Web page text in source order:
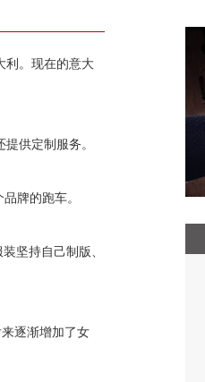
。现在的意大
供定制服务。
牌的跑车。
坚持自己制版、
逐渐增加了女